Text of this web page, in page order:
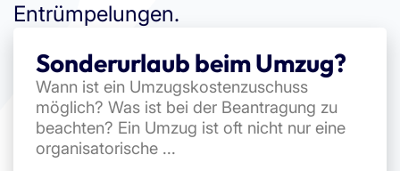
Entrümpelungen.
Sonderurlaub beim Umzug?
Wann ist ein Umzugskostenzuschuss
möglich? Was ist bei der Beantragung zu
beachten? Ein Umzug ist oft nicht nur eine
organisatorische ...